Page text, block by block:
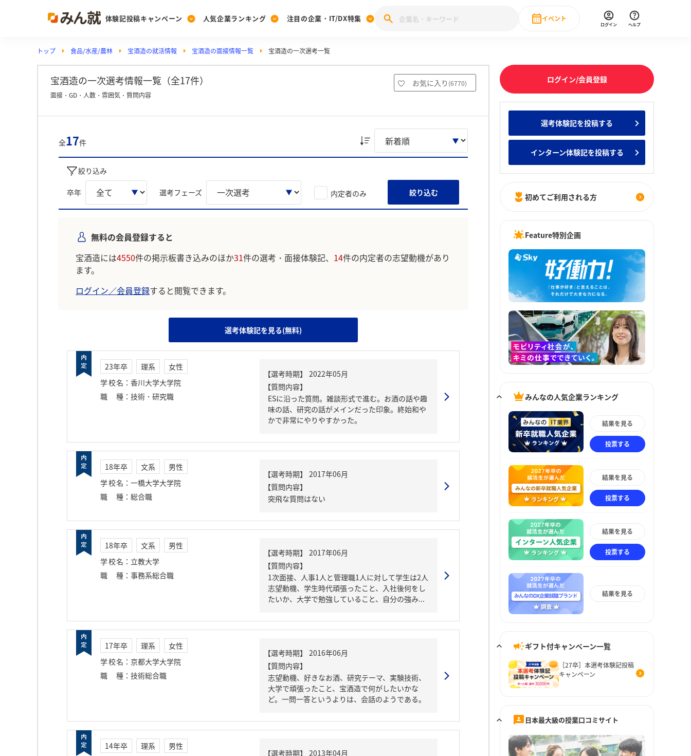
体験記投稿キャンペーン
Post
投稿する
[27卒] 本選考体験記投稿キャンペーン
人気企業ランキング
Ranking
ランキングを見る
Vote みんなの新卒就職人気企業ランキング みんなのインターン人気企業ランキ
注目の企業・IT/DX特集
PickUp
注目の企業特集
28卒 IT・DX現場社員インタビュー
イベント
直近のイベント一覧
ログイン ヘルプ
トップ 食品/水産/農林 宝酒造の就活情報 宝酒造の面接情報一覧 宝酒造の一次選考一覧
宝酒造の一次選考情報一覧（全17件） お気に入り (6770)
面接・GD・人数・雰囲気・質問内容
全17件
絞り込み
卒年 選考フェーズ 内定者のみ 絞り込む
無料の会員登録すると
宝酒造には4550件の掲示板書き込みのほか31件の選考・面接体験記、 14件の内定者の志望動機があり
ます。
ログイン／会員登録すると閲覧できます。
選考体験記を見る(無料)
23年卒 理系
女性
学校名 ： 香川大学大学院
職種 ： 技術・研究職
【質問内容】
ESに沿った質問。雑談形式で進む。お酒の話や趣
味の話、研究の話がメインだった印象。終始和や
かで非常にやりやすかった。
18年卒 文系
男性
学校名 ： 一橋大学大学院
職種 ： 総合職
【質問内容】
突飛な質問はない
18年卒 文系
男性
学校名 ： 立教大学
職種 ： 事務系総合職
【質問内容】
1次面接、人事1人と管理職1人に対して学生は2人
志望動機、学生時代頑張ったこと、入社後何をし
たいか、大学で勉強していること、自分の強み...
17年卒 理系
女性
学校名 ： 京都大学大学院
職種 ： 技術総合職
【質問内容】
志望動機、好きなお酒、研究テーマ、実験技術、
大学で頑張ったこと、宝酒造で何がしたいかな
ど。一問一答というよりは、会話のようである。
14年卒 理系
男性
ログイン/会員登録
選考体験記を投稿する
インターン体験記を投稿する
初めてご利用される方
Feature特別企画
みんなの人気企業ランキング
結果を見る
投票する
結果を見る
投票する
結果を見る
投票する
結果を見る
ギフト付キャンペーン一覧
［27卒］本選考体験記投稿
キャンペーン
日本最大級の授業口コミサイト